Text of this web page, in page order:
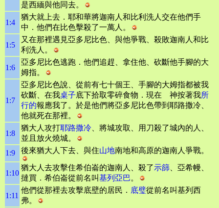
是西緬與他同去。
1:4
猶大就上去．耶和華將迦南人和比利洗人交在他們手
中．他們在比色擊殺了一萬人。
1:5
又在那裡遇見亞多尼比色、與他爭戰、殺敗迦南人和比
利洗人。
1:6
亞多尼比色逃跑．他們追趕、拿住他、砍斷他手腳的大
姆指。
1:7
亞多尼比色說、從前有七十個王、手腳的大姆指都被我
砍斷、在我桌子底下拾取零碎食物．現在 神按著我所
行的報應我了。於是他們將亞多尼比色帶到耶路撒冷、
他就死在那裡。
1:8
猶大人攻打耶路撒冷 、將城攻取、用刀殺了城內的人、
並且放火燒城。
1:9
後來猶大人下去、與住山地南地和高原的迦南人爭戰。
1:10
猶大人去攻擊住希伯崙的迦南人、殺了示篩 、亞希幔、
撻買．希伯崙從前名叫基列亞巴。
1:11
他們從那裡去攻擊底壁的居民． 底璧從前名叫基列西
弗。